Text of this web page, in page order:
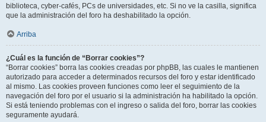
biblioteca, cyber-cafés, PCs de universidades, etc. Si no ve la casilla, significa
que la administración del foro ha deshabilitado la opción.
Arriba
¿Cuál es la función de “Borrar cookies”?
“Borrar cookies” borra las cookies creadas por phpBB, las cuales le mantienen
autorizado para acceder a determinados recursos del foro y estar identificado
al mismo. Las cookies proveen funciones como leer el seguimiento de la
navegación del foro por el usuario si la administración ha habilitado la opción.
Si está teniendo problemas con el ingreso o salida del foro, borrar las cookies
seguramente ayudará.